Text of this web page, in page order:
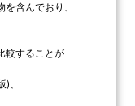
含んでおり、
較することが
、